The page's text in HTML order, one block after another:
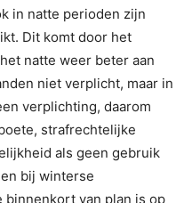
in natte perioden zijn
Dit komt door het
natte weer beter aan
niet verplicht, maar in
verplichting, daarom
strafrechtelijke
als geen gebruik
bij winterse
binnenkort van plan is op